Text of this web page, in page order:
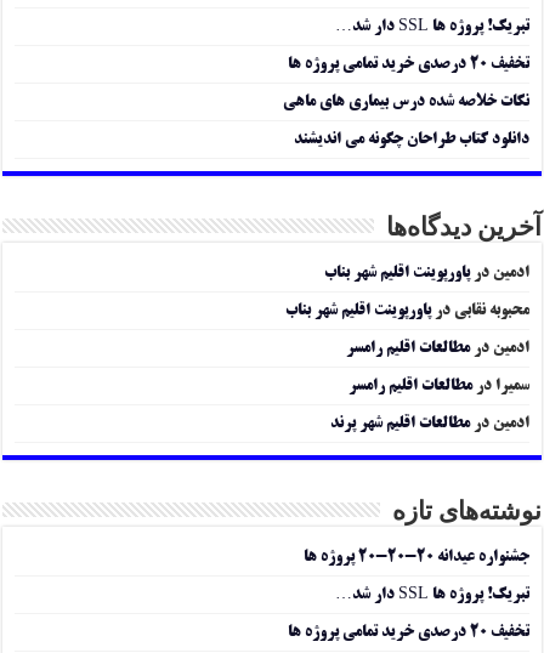
تبریک! پروژه ها SSL دار شد…
تخفیف ۲۰ درصدی خرید تمامی پروژه ها
نکات خلاصه شده درس بیماری های ماهی
دانلود کتاب طراحان چگونه می اندیشند
آخرین دیدگاه‌ها
ادمین درپاورپوینت اقلیم شهر بناب
محبوبه نقابی درپاورپوینت اقلیم شهر بناب
ادمین درمطالعات اقلیم رامسر
سمیرا درمطالعات اقلیم رامسر
ادمین درمطالعات اقلیم شهر پرند
نوشته‌های تازه
جشنواره عیدانه ۲۰-۲۰-۲۰ پروژه ها
تبریک! پروژه ها SSL دار شد…
تخفیف ۲۰ درصدی خرید تمامی پروژه ها